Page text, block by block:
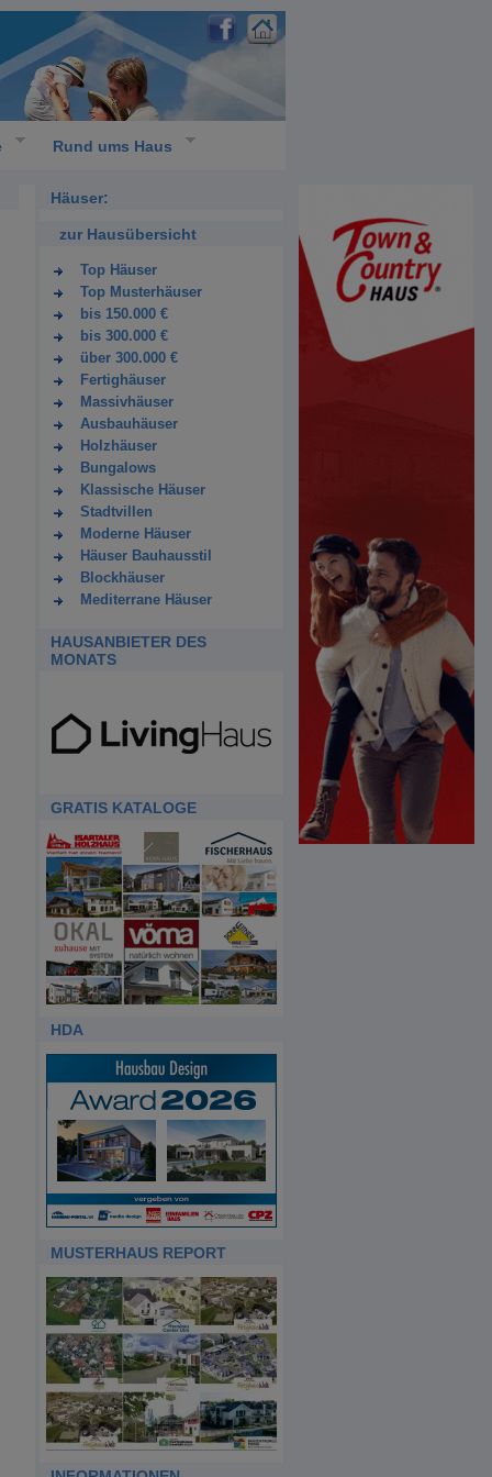
Rund ums Haus
Häuser:
zur Hausübersicht
Top Häuser
Top Musterhäuser
bis 150.000 €
bis 300.000 €
über 300.000 €
Fertighäuser
Massivhäuser
Ausbauhäuser
Holzhäuser
Bungalows
Klassische Häuser
Stadtvillen
Moderne Häuser
Häuser Bauhausstil
Blockhäuser
Mediterrane Häuser
HAUSANBIETER DES
MONATS
GRATIS KATALOGE
HDA
MUSTERHAUS REPORT